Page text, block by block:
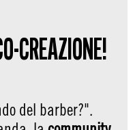
CREAZIONE!
del barber?".